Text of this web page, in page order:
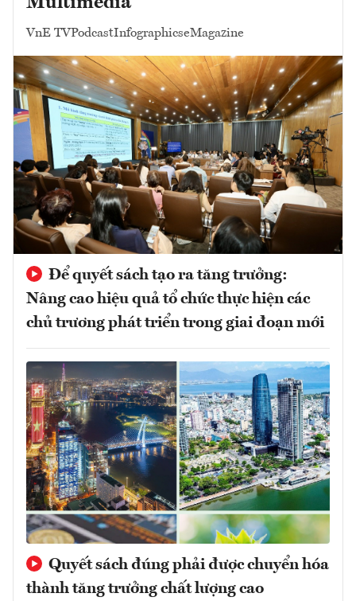
VnE TVPodcastInfographicseMagazine
Để quyết sách tạo ra tăng trưởng:
Nâng cao hiệu quả tổ chức thực hiện các
chủ trương phát triển trong giai đoạn mới
Quyết sách đúng phải được chuyển hóa
thành tăng trưởng chất lượng cao